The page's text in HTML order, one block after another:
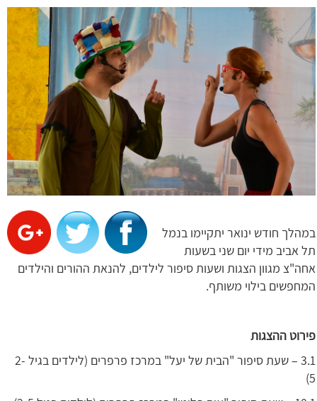
במהלך חודש ינואר יתקיימו בנמל
תל אביב מידי יום שני בשעות
אחה"צ מגוון הצגות ושעות סיפור לילדים, להנאת ההורים והילדים
המחפשים בילוי משותף.
פירוט ההצגות
3.1 – שעת סיפור "הבית של יעל" במרכז פרפרים (לילדים בגיל 2-
5)